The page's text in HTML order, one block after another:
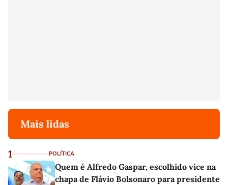
Mais lidas
1 POLÍTICA
Quem é Alfredo Gaspar, escolhido vice na
chapa de Flávio Bolsonaro para presidente